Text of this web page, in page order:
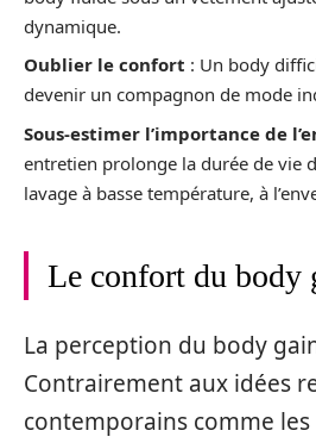
dynamique.
Oublier le confort : Un body
devenir un compagnon de mode
Sous-estimer l’importance de
entretien prolonge la durée de vie
lavage à basse température, à
Le confort du body
La perception du body
Contrairement aux idées
contemporains comme